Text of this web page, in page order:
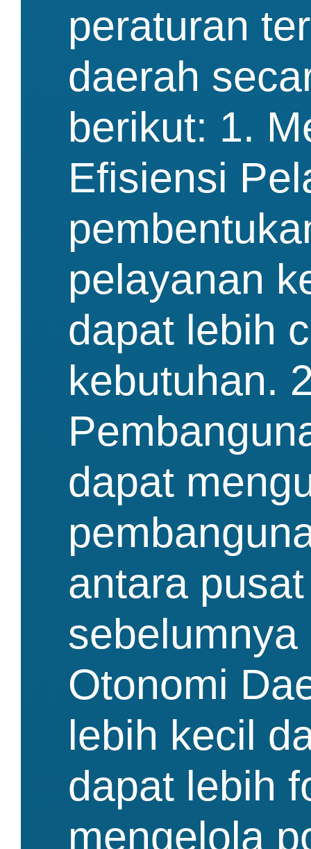
peraturan
daerah
berikut: 1.
Efisiensi
pelayanan
dapat lebih
kebutuhan.
dapat
antara
Otonomi
lebih kecil
dapat lebih
mengelola